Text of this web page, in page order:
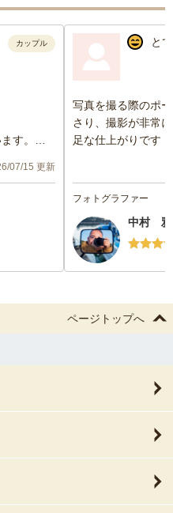
カップル
す。
したい
07/15 更新
と
写真を撮る際のポ
さり、撮影が非常
足な仕上がりです！
フォトグラファー
中村 雅
ページトップへ